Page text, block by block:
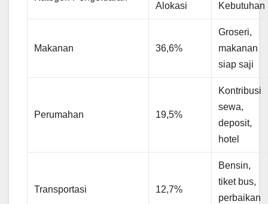
Alokasi
Kebutuhan
Makanan 36,6%
Groseri,
makanan
siap saji
Perumahan 19,5%
Kontribusi
sewa,
deposit,
hotel
Transportasi 12,7%
Bensin,
tiket bus,
perbaikan